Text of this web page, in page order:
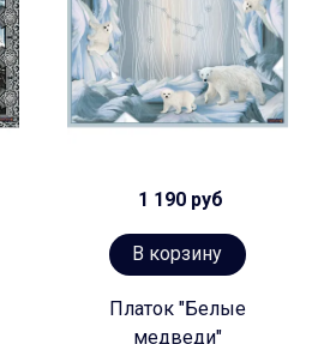
1 190 руб
В корзину
Платок "Белые
медведи"